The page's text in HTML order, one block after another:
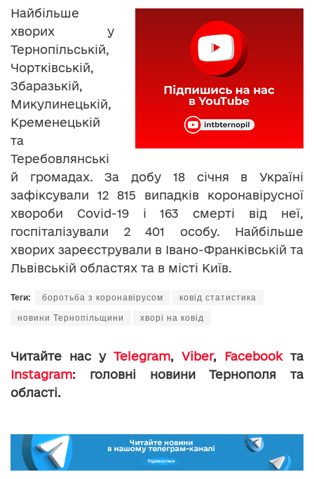
Найбільше
хворих у
Тернопільській,
Чортківській,
Збаразькій,
Микулинецькій,
Кременецькій
та
Теребовлянські
й громадах. За добу 18 січня в Україні
зафіксували 12 815 випадків коронавірусної
хвороби Covid-19 і 163 смерті від неї,
госпіталізували 2 401 особу. Найбільше
хворих зареєстрували в Івано-Франківській та
Львівській областях та в місті Київ.
Теги: боротьба з коронавірусом ковід статистика
новини Тернопільщини хворі на ковід
Читайте нас у Telegram, Viber, Facebookта
Instagram: головні новини Тернополя та
області.